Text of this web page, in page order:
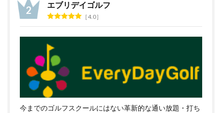
エブリデイゴルフ
4.0
今までのゴルフスクールにはない革新的な通い放題・打ち